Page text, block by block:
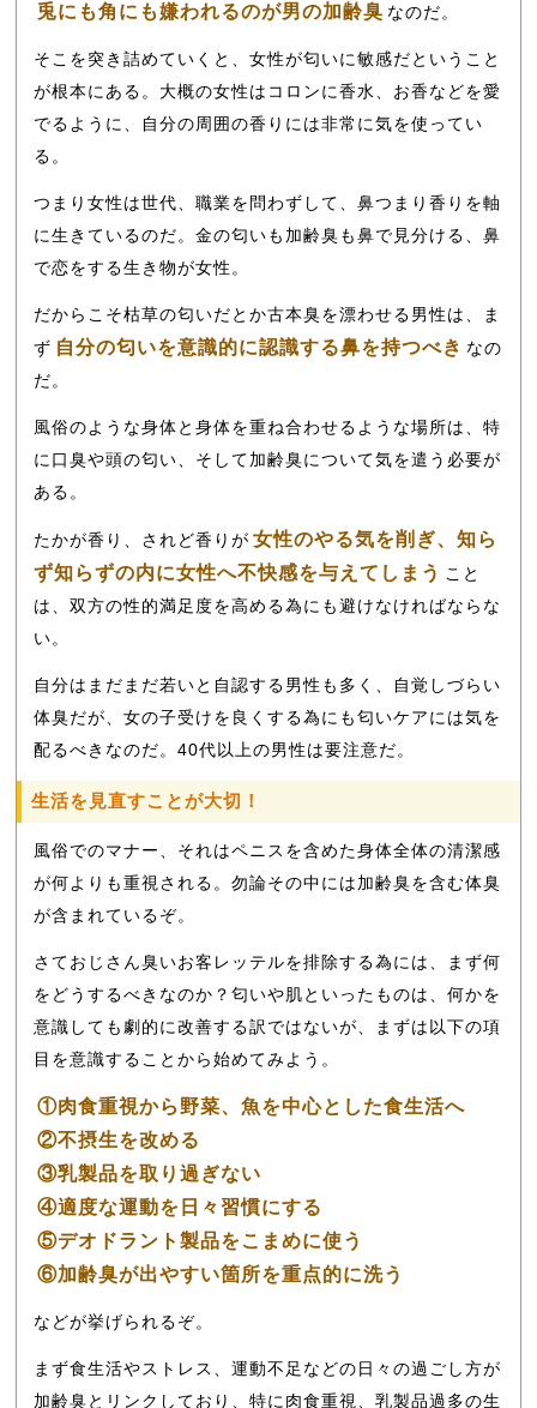
兎にも角にも嫌われるのが男の加齢臭 なのだ。
そこを突き詰めていくと、女性が匂いに敏感だということ
が根本にある。大概の女性はコロンに香水、お香などを愛
でるように、自分の周囲の香りには非常に気を使ってい
る。
つまり女性は世代、職業を問わずして、鼻つまり香りを軸
に生きているのだ。金の匂いも加齢臭も鼻で見分ける、鼻
で恋をする生き物が女性。
だからこそ枯草の匂いだとか古本臭を漂わせる男性は、ま
ず 自分の匂いを意識的に認識する鼻を持つべき なの
だ。
風俗のような身体と身体を重ね合わせるような場所は、特
に口臭や頭の匂い、そして加齢臭について気を遣う必要が
ある。
たかが香り、されど香りが 女性のやる気を削ぎ、知ら
ず知らずの内に女性へ不快感を与えてしまう こと
は、双方の性的満足度を高める為にも避けなければならな
い。
自分はまだまだ若いと自認する男性も多く、自覚しづらい
体臭だが、女の子受けを良くする為にも匂いケアには気を
配るべきなのだ。40代以上の男性は要注意だ。
生活を見直すことが大切！
風俗でのマナー、それはペニスを含めた身体全体の清潔感
が何よりも重視される。勿論その中には加齢臭を含む体臭
が含まれているぞ。
さておじさん臭いお客レッテルを排除する為には、まず何
をどうするべきなのか？匂いや肌といったものは、何かを
意識しても劇的に改善する訳ではないが、まずは以下の項
目を意識することから始めてみよう。
①肉食重視から野菜、魚を中心とした食生活へ
②不摂生を改める
③乳製品を取り過ぎない
④適度な運動を日々習慣にする
⑤デオドラント製品をこまめに使う
⑥加齢臭が出やすい箇所を重点的に洗う
などが挙げられるぞ。
まず食生活やストレス、運動不足などの日々の過ごし方が
加齢臭とリンクしており、特に肉食重視、乳製品過多の生